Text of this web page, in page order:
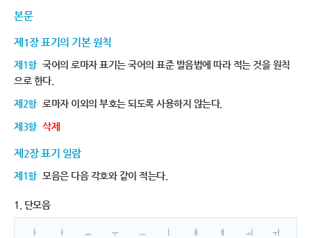
본문
제1장 표기의 기본 원칙
제1항 국어의 로마자 표기는 국어의 표준 발음법에 따라 적는 것을 원칙
으로 한다.
제2항 로마자 이외의 부호는 되도록 사용하지 않는다.
제3항 삭제
제2장 표기 일람
제1항 모음은 다음 각호와 같이 적는다.
1. 단모음
ㅏ
ㅓ
ㅗ
ㅜ
ㅡ
ㅐ
ㅔ
ㅚ
ㅟ